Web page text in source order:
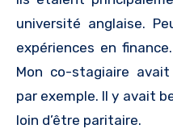
université anglaise.
expériences en
Mon co-stagiaire
par exemple. Il y avait
loin d’être paritaire.